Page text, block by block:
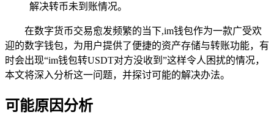
解决转币未到账情况。
在数字货币交易愈发频繁的当下,im钱包作为一款广受欢
迎的数字钱包，为用户提供了便捷的资产存储与转账功能，有
时会出现“im钱包转USDT对方没收到”这样令人困扰的情况，
本文将深入分析这一问题，并探讨可能的解决办法。
可能原因分析